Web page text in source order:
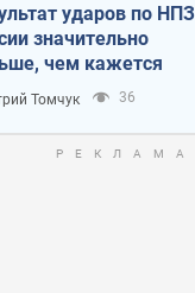
ударов по НПЗ
значительно
чем кажется
Томчук 36